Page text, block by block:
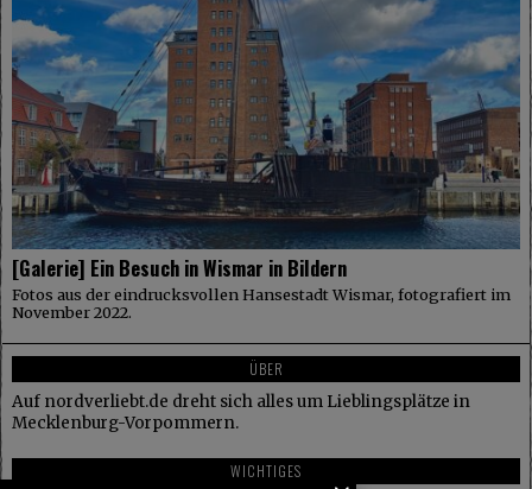
[Galerie] Ein Besuch in Wismar in Bildern
Fotos aus der eindrucksvollen Hansestadt Wismar, fotografiert im
November 2022.
ÜBER
Auf nordverliebt.de dreht sich alles um Lieblingsplätze in
Mecklenburg-Vorpommern.
WICHTIGES